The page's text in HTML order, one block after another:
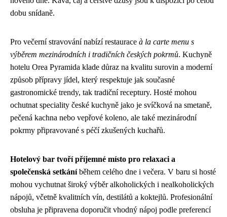
dobu snídaně.
Pro večerní stravování nabízí restaurace à la carte menu s
výběrem mezinárodních i tradičních českých pokrmů. Kuchyně
hotelu Orea Pyramida klade důraz na kvalitu surovin a moderní
způsob přípravy jídel, který respektuje jak současné
gastronomické trendy, tak tradiční receptury. Hosté mohou
ochutnat speciality české kuchyně jako je svíčková na smetaně,
pečená kachna nebo vepřové koleno, ale také mezinárodní
pokrmy připravované s péčí zkušených kuchařů.
Hotelový bar tvoří příjemné místo pro relaxaci a
společenská setkáníběhem celého dne i večera. V baru si hosté
mohou vychutnat široký výběr alkoholických i nealkoholických
nápojů, včetně kvalitních vín, destilátů a koktejlů. Profesionální
obsluha je připravena doporučit vhodný nápoj podle preferencí